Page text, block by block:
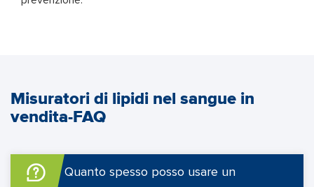
Misuratori di lipidi nel sangue in
vendita-FAQ
Quanto spesso posso usare un